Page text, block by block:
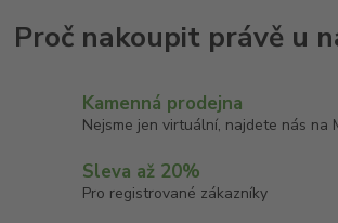
Kamenná prodejna
Nejsme jen virtuální, najdete nás na
Sleva až 20%
Pro registrované zákazníky